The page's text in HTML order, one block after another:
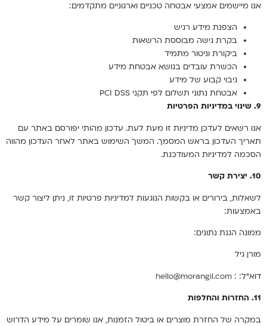
אנו מיישמים אמצעי אבטחה טכניים וארגוניים מתקדמים:
הצפנת מידע רגיש
בקרת גישה מבוססת הרשאות
ביקורת וניטור מתמיד
הכשרת עובדים בנושא אבטחת מידע
גיבוי קבוע של מידע
אבטחת נתוני תשלום לפי תקני PCI DSS
9. שינוי במדיניות הפרטיות
אנו רשאים לעדכן מדיניות זו מעת לעת. עדכון מהותי יפורסם באתר עם
תאריך העדכון בראש המסמך. המשך השימוש באתר לאחר העדכון מהווה
הסכמה למדיניות המעודכנת.
10. יצירת קשר
לשאלות, בירורים או בקשות הנוגעות למדיניות פרטיות זו, ניתן ליצור קשר
באמצעות:
ממונה הגנת נתונים:
מורן גיל
דוא”ל: : hello@morangil.com
11. החזרות והחלפות
במקרה של החזרת מוצרים או ביטול הזמנות, אנו שומרים על מידע הדרוש